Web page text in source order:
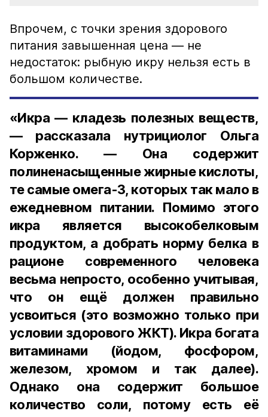
Впрочем, с точки зрения здорового
питания завышенная цена — не
недостаток: рыбную икру нельзя есть в
большом количестве.
«Икра — кладезь полезных веществ,
— рассказала нутрициолог Ольга
Корженко. — Она содержит
полиненасыщенные жирные кислоты,
те самые омега-3, которых так мало в
ежедневном питании. Помимо этого
икра является высокобелковым
продуктом, а добрать норму белка в
рационе современного человека
весьма непросто, особенно учитывая,
что он ещё должен правильно
усвоиться (это возможно только при
условии здорового ЖКТ). Икра богата
витаминами (йодом, фосфором,
железом, хромом и так далее).
Однако она содержит большое
количество соли, потому есть её